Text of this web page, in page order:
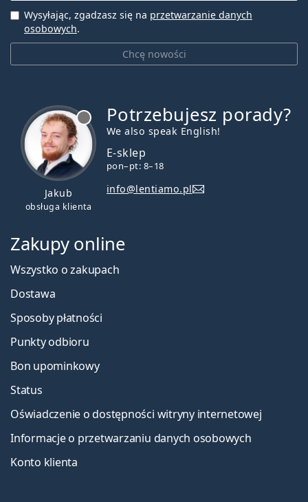
Chcę nowości
Wysyłając, zgadzasz się na przetwarzanie danych
osobowych.
Jakub
obsługa klienta
Potrzebujesz porady?
We also speak English!
E-sklep
pon–pt: 8–18
info@lentiamo.pl
Zakupy online
Wszystko o zakupach
Dostawa
Sposoby płatności
Punkty odbioru
Bon upominkowy
Status
Oświadczenie o dostępności witryny internetowej
Informacje o przetwarzaniu danych osobowych
Konto klienta